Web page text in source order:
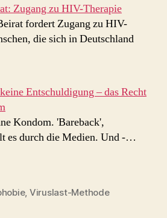
Zugang zu HIV-Therapie
fordert Zugang zu HIV-
die sich in Deutschland
Entschuldigung – das Recht
Kondom. 'Bareback',
es durch die Medien. Und -…
, Viruslast-Methode